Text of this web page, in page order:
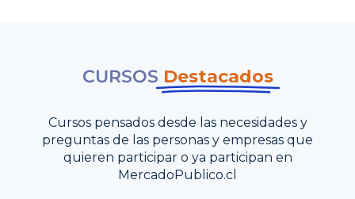
CURSOS Destacados
Cursos pensados desde las necesidades y
preguntas de las personas y empresas que
quieren participar o ya participan en
MercadoPublico.cl